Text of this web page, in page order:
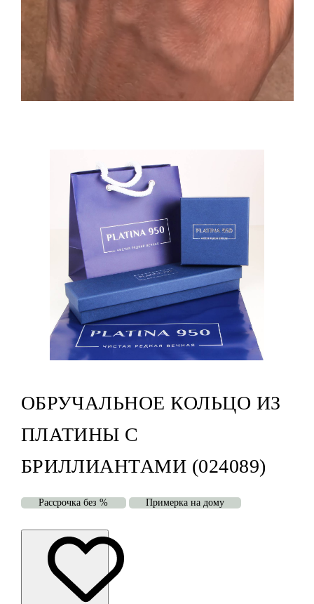
ОБРУЧАЛЬНОЕ КОЛЬЦО ИЗ
ПЛАТИНЫ С
БРИЛЛИАНТАМИ (024089)
Рассрочка без % Примерка на дому